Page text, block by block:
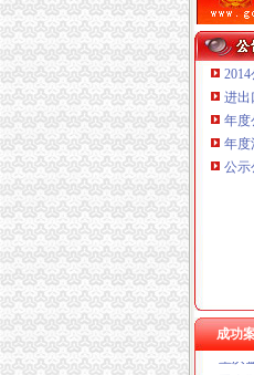
进出
年度
年度
公示
成功
重庆
重庆
重庆
重庆